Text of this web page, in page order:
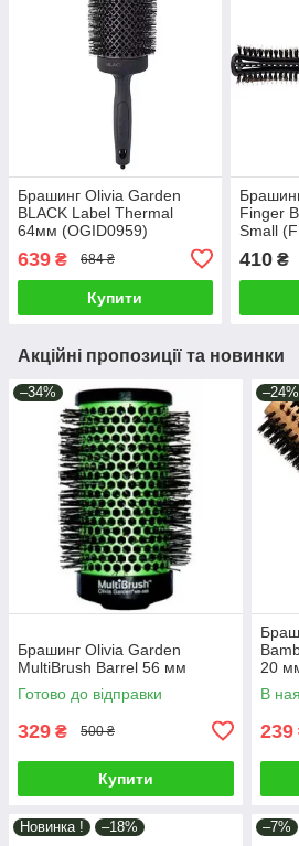
Брашинг Olivia Garden
BLACK Label Thermal
64мм (OGID0959)
639 ₴ 684 ₴
Купити
Finger
Small
410₴
Акційні пропозиції та новинки
–34%
Брашинг Olivia Garden
MultiBrush Barrel 56 мм
Готово до відправки
329 ₴ 500 ₴
Купити
–24%
20
В
239
Новинка ! –18% –7%